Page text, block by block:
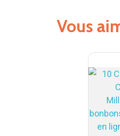
Vous